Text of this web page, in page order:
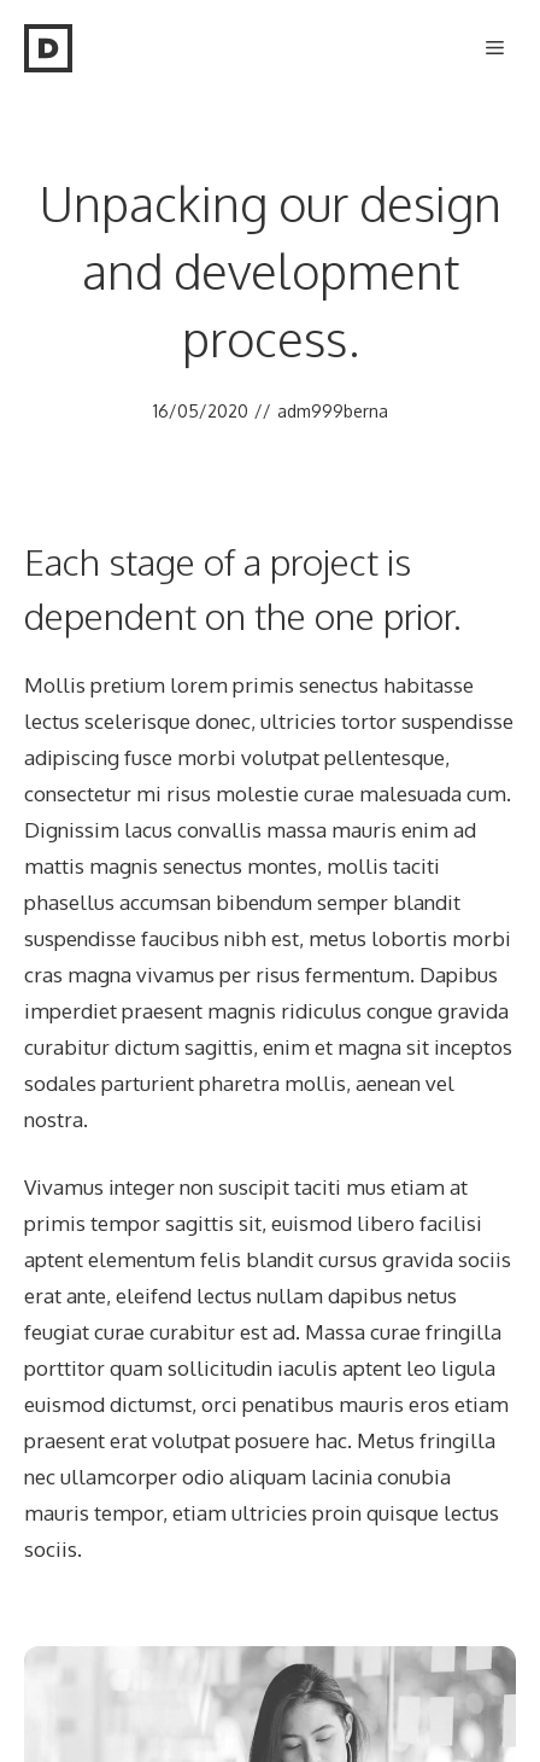
Unpacking our design
and development
process.
16/05/2020 // adm999berna
Each stage of a project is
dependent on the one prior.
Mollis pretium lorem primis senectus habitasse
lectus scelerisque donec, ultricies tortor suspendisse
adipiscing fusce morbi volutpat pellentesque,
consectetur mi risus molestie curae malesuada cum.
Dignissim lacus convallis massa mauris enim ad
mattis magnis senectus montes, mollis taciti
phasellus accumsan bibendum semper blandit
suspendisse faucibus nibh est, metus lobortis morbi
cras magna vivamus per risus fermentum. Dapibus
imperdiet praesent magnis ridiculus congue gravida
curabitur dictum sagittis, enim et magna sit inceptos
sodales parturient pharetra mollis, aenean vel
nostra.
Vivamus integer non suscipit taciti mus etiam at
primis tempor sagittis sit, euismod libero facilisi
aptent elementum felis blandit cursus gravida sociis
erat ante, eleifend lectus nullam dapibus netus
feugiat curae curabitur est ad. Massa curae fringilla
porttitor quam sollicitudin iaculis aptent leo ligula
euismod dictumst, orci penatibus mauris eros etiam
praesent erat volutpat posuere hac. Metus fringilla
nec ullamcorper odio aliquam lacinia conubia
mauris tempor, etiam ultricies proin quisque lectus
sociis.